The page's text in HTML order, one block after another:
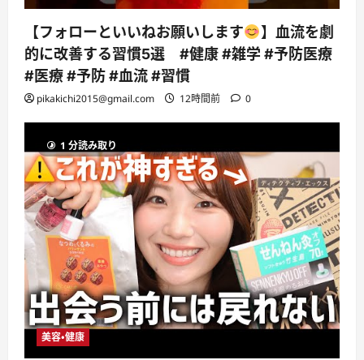
【フォローといいねお願いします
】血流を劇
的に改善する習慣5選 #健康 #雑学 #予防医療
#医療 #予防 #血流 #習慣
pikakichi2015@gmail.com 12時間前 0
1 分読み取り
美容・健康